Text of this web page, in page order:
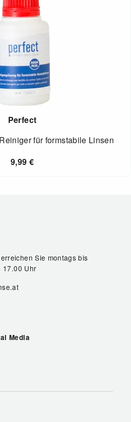
Perfect
für formstabile Linsen
9,99 €
Sie montags bis
17.00 Uhr
Media